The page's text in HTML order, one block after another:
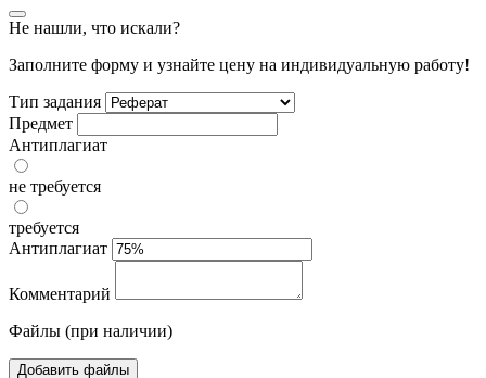
Не нашли, что искали?
Заполните форму и узнайте цену на индивидуальную работу!
Тип задания
Предмет
Антиплагиат
не требуется
требуется
Антиплагиат
Комментарий
Файлы (при наличии)
Добавить файлы